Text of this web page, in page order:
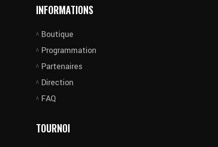
INFORMATIONS
Boutique
Programmation
Partenaires
Direction
FAQ
TOURNOI